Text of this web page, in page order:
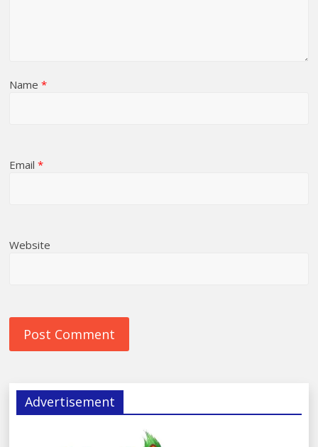
Name*
Email*
Website
Advertisement